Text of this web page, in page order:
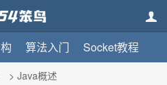
算法入门 Socket教程
> Java概述